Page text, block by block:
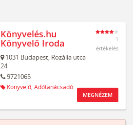
Könyvelés.hu
Könyvelő Iroda
1031 Budapest, Rozália utca
24
9721065
Könyvelő, Adótanácsadó
1
értékelés
MEGNÉZEM